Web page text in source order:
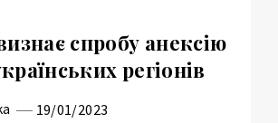
спробу анексію
регіонів
19/01/2023